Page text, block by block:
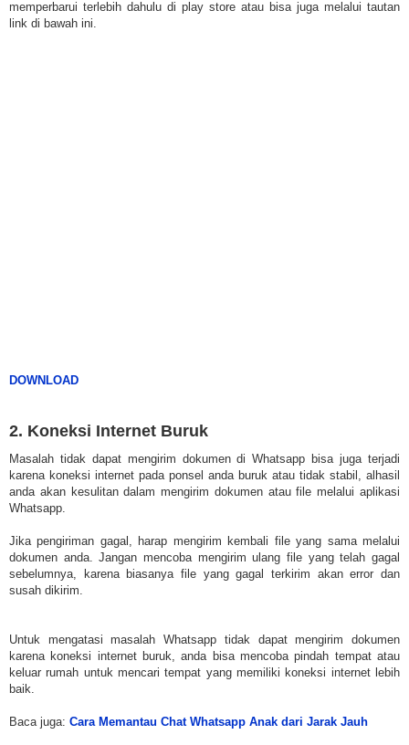
memperbarui terlebih dahulu di play store atau bisa juga melalui tautan
link di bawah ini.
DOWNLOAD
2. Koneksi Internet Buruk
Masalah tidak dapat mengirim dokumen di Whatsapp bisa juga terjadi
karena koneksi internet pada ponsel anda buruk atau tidak stabil, alhasil
anda akan kesulitan dalam mengirim dokumen atau file melalui aplikasi
Whatsapp.
Jika pengiriman gagal, harap mengirim kembali file yang sama melalui
dokumen anda. Jangan mencoba mengirim ulang file yang telah gagal
sebelumnya, karena biasanya file yang gagal terkirim akan error dan
susah dikirim.
Untuk mengatasi masalah Whatsapp tidak dapat mengirim dokumen
karena koneksi internet buruk, anda bisa mencoba pindah tempat atau
keluar rumah untuk mencari tempat yang memiliki koneksi internet lebih
baik.
Baca juga: Cara Memantau Chat Whatsapp Anak dari Jarak Jauh